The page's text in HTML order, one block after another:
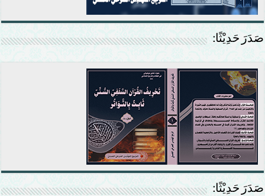
صَدَرَ حَدِيْثًا:
صَدَرَ حَدِيْثًا: